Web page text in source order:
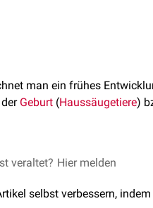
man ein frühes
Geburt (Haussäugetiere)
Gestationsdauer
veraltet? Hier melden
selbst verbessern,